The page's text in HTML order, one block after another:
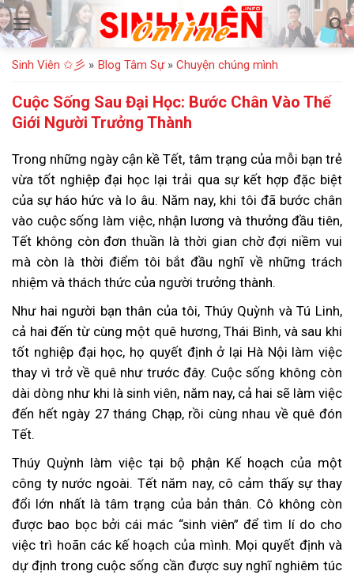
Bỏ
qua
nội
dung
Sinh Viên ✩彡 » Blog Tâm Sự» Chuyện chúng mình
Cuộc Sống Sau Đại Học: Bước Chân Vào Thế
Giới Người Trưởng Thành
Trong những ngày cận kề Tết, tâm trạng của mỗi bạn trẻ
vừa tốt nghiệp đại học lại trải qua sự kết hợp đặc biệt
của sự háo hức và lo âu. Năm nay, khi tôi đã bước chân
vào cuộc sống làm việc, nhận lương và thưởng đầu tiên,
Tết không còn đơn thuần là thời gian chờ đợi niềm vui
mà còn là thời điểm tôi bắt đầu nghĩ về những trách
nhiệm và thách thức của người trưởng thành.
Như hai người bạn thân của tôi, Thúy Quỳnh và Tú Linh,
cả hai đến từ cùng một quê hương, Thái Bình, và sau khi
tốt nghiệp đại học, họ quyết định ở lại Hà Nội làm việc
thay vì trở về quê như trước đây. Cuộc sống không còn
dài dòng như khi là sinh viên, năm nay, cả hai sẽ làm việc
đến hết ngày 27 tháng Chạp, rồi cùng nhau về quê đón
Tết.
Thúy Quỳnh làm việc tại bộ phận Kế hoạch của một
công ty nước ngoài. Tết năm nay, cô cảm thấy sự thay
đổi lớn nhất là tâm trạng của bản thân. Cô không còn
được bao bọc bởi cái mác “sinh viên” để tìm lí do cho
việc trì hoãn các kế hoạch của mình. Mọi quyết định và
dự định trong cuộc sống cần được suy nghĩ nghiêm túc